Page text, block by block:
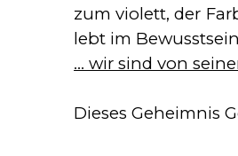
zum violett, der
lebt im
… wir sind von
Dieses Geheimnis